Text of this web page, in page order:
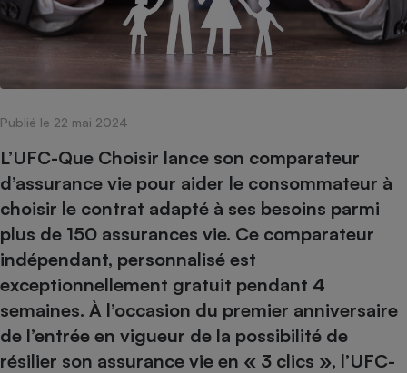
Publié le 22 mai 2024
L’UFC-Que Choisir lance son comparateur
d’assurance vie pour aider le consommateur à
choisir le contrat adapté à ses besoins parmi
plus de 150 assurances vie. Ce comparateur
indépendant, personnalisé est
exceptionnellement gratuit pendant 4
semaines. À l’occasion du premier anniversaire
de l’entrée en vigueur de la possibilité de
résilier son assurance vie en « 3 clics », l’UFC-
Sécurité - Hygiène
Supermarché - Drive
Assurance
Banque - Crédit
Mutuelle
Circulation routière
Contrôle technique -
Comparateur auto
Comparatif hotte
Comparatif climatiseur
Comparatif aspirateur
Comparatif aspirateur
Comparatif cafetière
Comparatif robot cuiseur
Comparatif centrale
Électricité - Gaz
Comparatif imprimante
Comparatif ordinateur
Comparatif ultrabook
Comparatif tablette
Image et son
Informatique
Crédit immobilier
Comparatif radiateur
Aménagement
Bricolage - Jardinage
Chauffage
Produit d'entretien
Sécurité domestique
Hygiène - Beauté
Maladie - Médecine -
Système de santé -
Choisir son fioul
Choisir son pellet
Comparateur assurance emprunteur
Tous les comparateurs
Toutes les cartes interactives
Speedtest - Testez le débit de votre
connexion Internet